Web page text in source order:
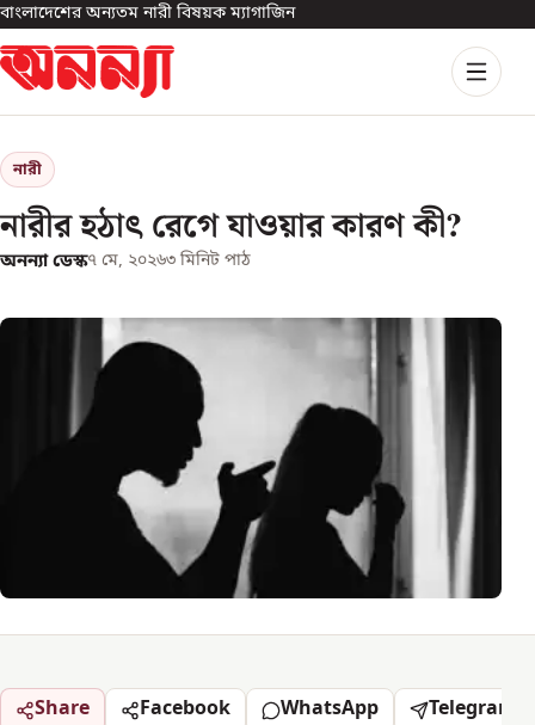
বাংলাদেশের অন্যতম নারী বিষয়ক ম্যাগাজিন
নারী
নারীর হঠাৎ রেগে যাওয়ার কারণ কী?
অনন্যা ডেস্ক৭ মে, ২০২৬৩ মিনিট পাঠ
Share Facebook WhatsApp Telegram